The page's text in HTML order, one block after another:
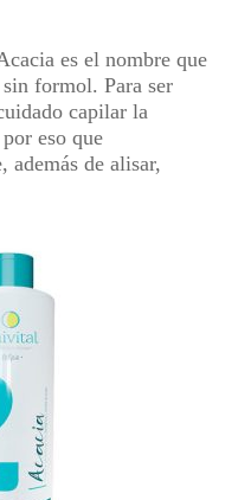
es el nombre que
formol. Para ser
capilar la
eso que
además de alisar,